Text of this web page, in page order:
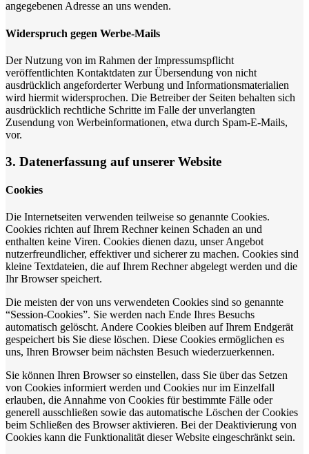
angegebenen Adresse an uns wenden.
Widerspruch gegen Werbe-Mails
Der Nutzung von im Rahmen der Impressumspflicht
veröffentlichten Kontaktdaten zur Übersendung von nicht
ausdrücklich angeforderter Werbung und Informationsmaterialien
wird hiermit widersprochen. Die Betreiber der Seiten behalten sich
ausdrücklich rechtliche Schritte im Falle der unverlangten
Zusendung von Werbeinformationen, etwa durch Spam-E-Mails,
vor.
3. Datenerfassung auf unserer Website
Cookies
Die Internetseiten verwenden teilweise so genannte Cookies.
Cookies richten auf Ihrem Rechner keinen Schaden an und
enthalten keine Viren. Cookies dienen dazu, unser Angebot
nutzerfreundlicher, effektiver und sicherer zu machen. Cookies sind
kleine Textdateien, die auf Ihrem Rechner abgelegt werden und die
Ihr Browser speichert.
Die meisten der von uns verwendeten Cookies sind so genannte
“Session-Cookies”. Sie werden nach Ende Ihres Besuchs
automatisch gelöscht. Andere Cookies bleiben auf Ihrem Endgerät
gespeichert bis Sie diese löschen. Diese Cookies ermöglichen es
uns, Ihren Browser beim nächsten Besuch wiederzuerkennen.
Sie können Ihren Browser so einstellen, dass Sie über das Setzen
von Cookies informiert werden und Cookies nur im Einzelfall
erlauben, die Annahme von Cookies für bestimmte Fälle oder
generell ausschließen sowie das automatische Löschen der Cookies
beim Schließen des Browser aktivieren. Bei der Deaktivierung von
Cookies kann die Funktionalität dieser Website eingeschränkt sein.